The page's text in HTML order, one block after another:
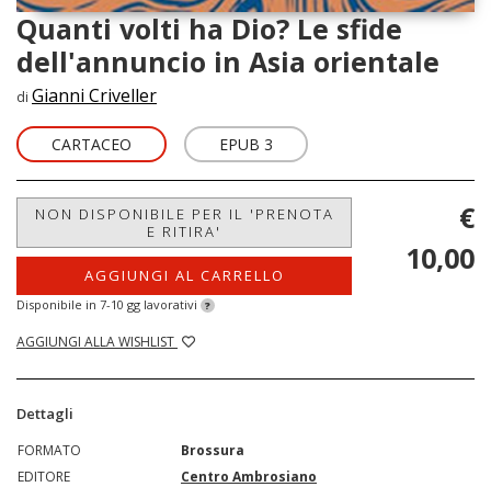
Quanti volti ha Dio? Le sfide
dell'annuncio in Asia orientale
di Gianni Criveller
CARTACEO EPUB 3
NON DISPONIBILE PER IL 'PRENOTA
E RITIRA'
AGGIUNGI AL CARRELLO
Disponibile in 7-10 gg lavorativi ?
AGGIUNGI ALLA WISHLIST
€
10,00
Dettagli
FORMATO
Brossura
EDITORE
Centro Ambrosiano